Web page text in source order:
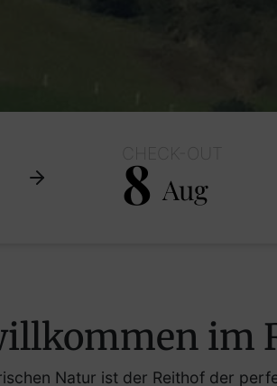
8 Aug
im
Natur ist der Reithof der